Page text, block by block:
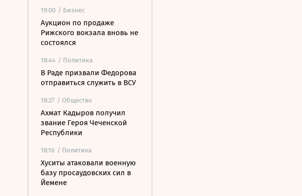
19:00 / Бизнес
Аукцион по продаже
Рижского вокзала вновь не
состоялся
18:44 / Политика
В Раде призвали Федорова
отправиться служить в ВСУ
18:27 / Общество
Ахмат Кадыров получил
звание Героя Чеченской
Республики
18:16 / Политика
Хуситы атаковали военную
базу просаудовских сил в
Йемене